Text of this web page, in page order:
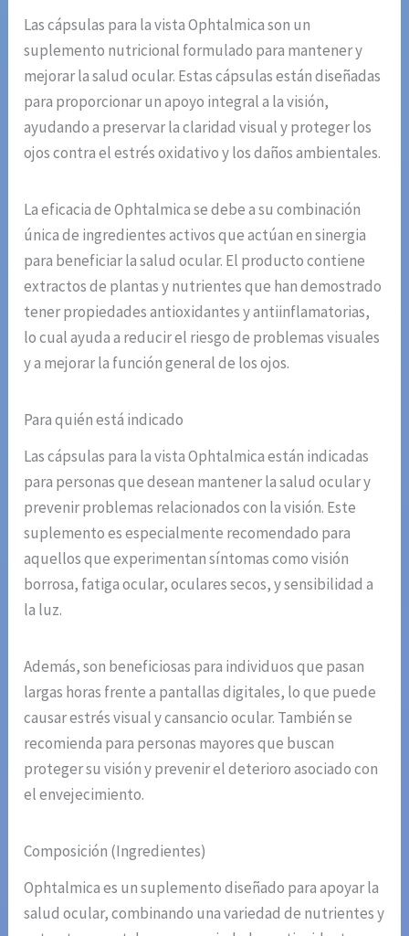
Las cápsulas para la vista Ophtalmica son un
suplemento nutricional formulado para mantener y
mejorar la salud ocular. Estas cápsulas están diseñadas
para proporcionar un apoyo integral a la visión,
ayudando a preservar la claridad visual y proteger los
ojos contra el estrés oxidativo y los daños ambientales.
La eficacia de Ophtalmica se debe a su combinación
única de ingredientes activos que actúan en sinergia
para beneficiar la salud ocular. El producto contiene
extractos de plantas y nutrientes que han demostrado
tener propiedades antioxidantes y antiinflamatorias,
lo cual ayuda a reducir el riesgo de problemas visuales
y a mejorar la función general de los ojos.
Para quién está indicado
Las cápsulas para la vista Ophtalmica están indicadas
para personas que desean mantener la salud ocular y
prevenir problemas relacionados con la visión. Este
suplemento es especialmente recomendado para
aquellos que experimentan síntomas como visión
borrosa, fatiga ocular, oculares secos, y sensibilidad a
la luz.
Además, son beneficiosas para individuos que pasan
largas horas frente a pantallas digitales, lo que puede
causar estrés visual y cansancio ocular. También se
recomienda para personas mayores que buscan
proteger su visión y prevenir el deterioro asociado con
el envejecimiento.
Composición (Ingredientes)
Ophtalmica es un suplemento diseñado para apoyar la
salud ocular, combinando una variedad de nutrientes y